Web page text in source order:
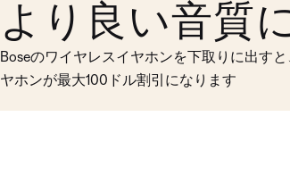
より良い音質
Boseのワイヤレスイヤホンを下取りに出す
ヤホンが最大100ドル割引になります